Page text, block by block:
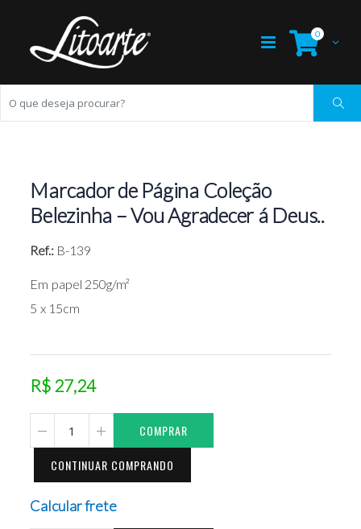
0
Marcador de Página Coleção
Belezinha – Vou Agradecer á Deus..
Ref.: B-139
Em papel 250g/m²
5 x 15cm
R$ 27,24
COMPRAR
CONTINUAR COMPRANDO
Calcular frete